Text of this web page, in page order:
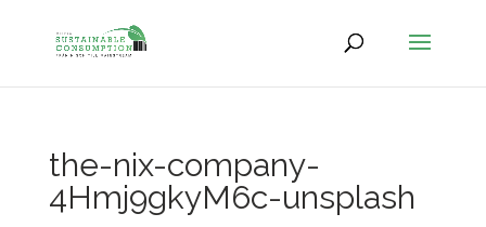
the-nix-company-
4Hmj9gkyM6c-unsplash